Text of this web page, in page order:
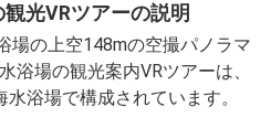
光VRツアーの説明
場の上空148mの空撮パノラマ
浴場の観光案内VRツアーは、
浴場で構成されています。